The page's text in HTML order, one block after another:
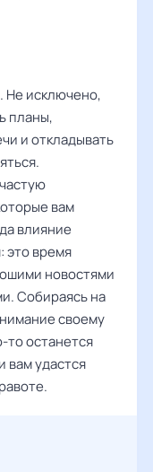
Не исключено,
планы,
и откладывать
вам
влияние
это время
новостями
Собираясь на
своему
то останется
вам удастся